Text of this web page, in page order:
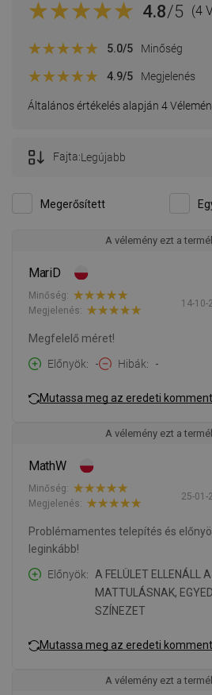
4.8/5 (4
Általános értékelés alapján 4
5.0/5 Minőség
4.9/5 Megjelenés
Megerősített
Fajta:Legújabb
A vélemény ezt a
MariD
14-10-
Minőség:
Megjelenés:
Megfelelő méret!
Előnyök
- Hibák -
Mutassa meg az eredeti
A vélemény ezt a
MathW
25-01-
Minőség:
Megjelenés:
Problémamentes telepítés és
leginkább!
Előnyök
A FELÜLET ELLENÁLL A
MATTULÁSNAK, EGYEDI
SZÍNEZET
Mutassa meg az eredeti
A vélemény ezt a